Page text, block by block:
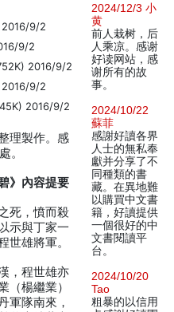
9/2
9/2
2016/9/2
9/2
2016/9/2
理製作。感
。
》內容提要
死，憤而殺
示與丁家一
世雄將軍。
，程世雄亦
（楊繼業）
軍隊南來，
2024/12/3 小
黄
前人栽树，后
人乘凉。感谢
好读网站，感
谢所有的故
事。
2024/10/22
蘇菲
感謝好讀各界
人士的無私奉
獻并分享了不
同種類的書
藏。在異地難
以購買中文書
籍，好讀提供
一個很好的中
文書閱讀平
台。
2024/10/20
Tao
粗暴的以信用